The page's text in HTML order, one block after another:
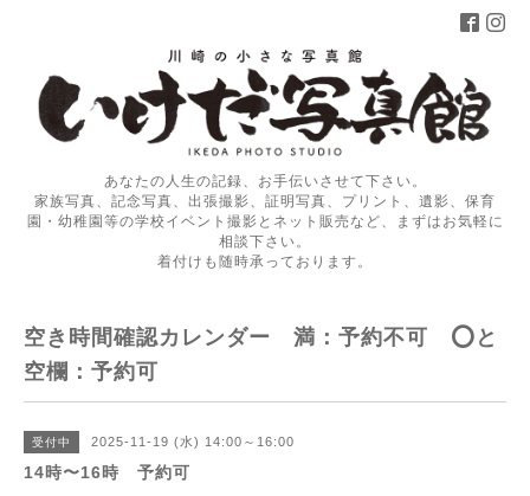
あなたの人生の記録、お手伝いさせて下さい。
家族写真、記念写真、出張撮影、証明写真、プリント、遺影、保育
園・幼稚園等の学校イベント撮影とネット販売など、まずはお気軽に
相談下さい。
着付けも随時承っております。
空き時間確認カレンダー 満：予約不可 ⭕️と
空欄：予約可
受付中 2025-11-19 (水) 14:00～16:00
14時〜16時 予約可